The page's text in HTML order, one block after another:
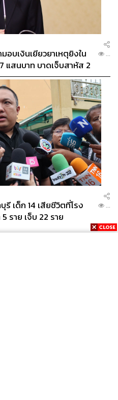
บเงินเยียวยาเหตุยิงใน
แสนบาท บาดเจ็บสาหัส 2
บาท
...
เด็ก 14 เสียชีวิตที่โรง
ราย เจ็บ 22 ราย
...